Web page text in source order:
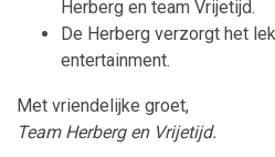
Herberg en team Vrijetijd.
De Herberg verzorgt het
entertainment.
Met vriendelijke groet,
Team Herberg en Vrijetijd.